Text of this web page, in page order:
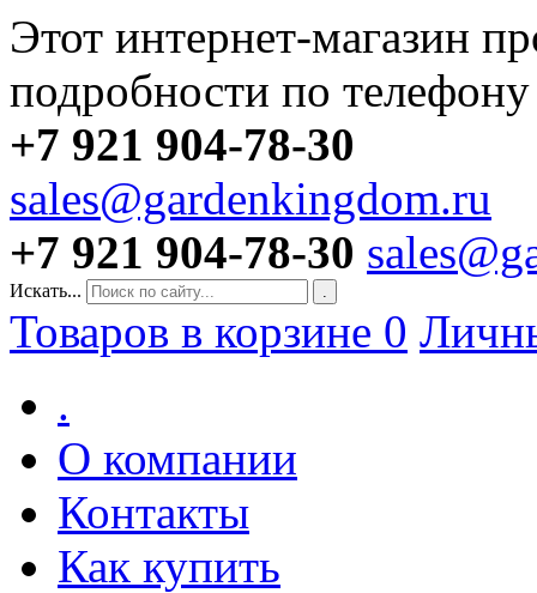
Этот интернет-магазин
подробности по телефону
+7 921 904-78-30
sales@gardenkingdom.ru
+7 921 904-78-30
Искать... .
Товаров в корзине 0
.
О компании
Контакты
Как купить